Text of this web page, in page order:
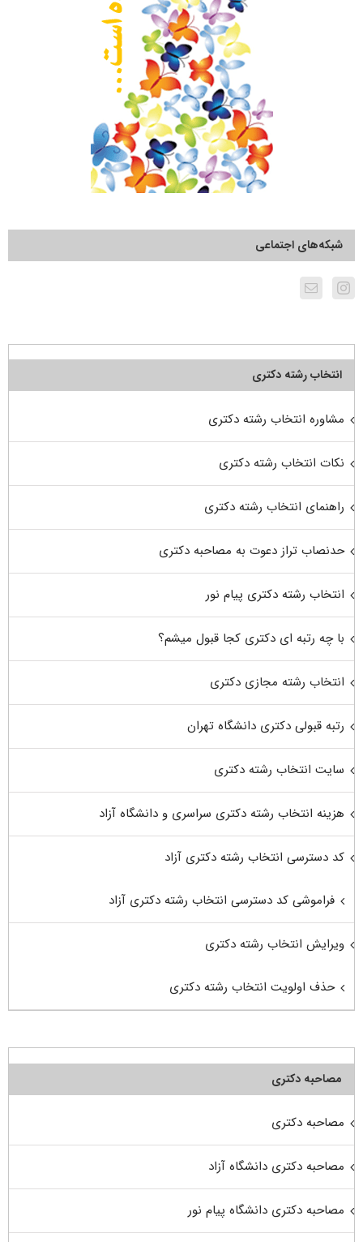
شبکه‌های اجتماعی
انتخاب رشته دکتری
مشاوره انتخاب رشته دکتری
نکات انتخاب رشته دکتری
راهنمای انتخاب رشته دکتری
حدنصاب تراز دعوت به مصاحبه دکتری
انتخاب رشته دکتری پیام نور
با چه رتبه ای دکتری کجا قبول میشم؟
انتخاب رشته مجازی دکتری
رتبه قبولی دکتری دانشگاه تهران
سایت انتخاب رشته دکتری
هزینه انتخاب رشته دکتری سراسری و دانشگاه آزاد
کد دسترسی انتخاب رشته دکتری آزاد
فراموشی کد دسترسی انتخاب رشته دکتری آزاد
ویرایش انتخاب رشته دکتری
حذف اولویت انتخاب رشته دکتری
مصاحبه دکتری
مصاحبه دکتری
مصاحبه دکتری دانشگاه آزاد
مصاحبه دکتری دانشگاه پیام نور